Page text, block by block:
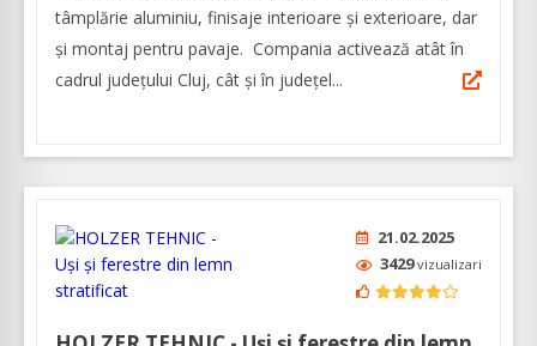
tâmplărie aluminiu, finisaje interioare și exterioare, dar
și montaj pentru pavaje. Compania activează atât în
cadrul județului Cluj, cât și în județel...
21.02.2025
3429vizualizari